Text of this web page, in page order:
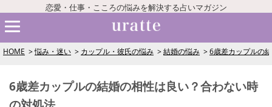
恋愛・仕事・こころの悩みを解決する占いマガジン
HOME 悩み・迷い カップル・彼氏の悩み 結婚の悩み 6歳差カップルの
6歳差カップルの結婚の相性は良い？合わない時